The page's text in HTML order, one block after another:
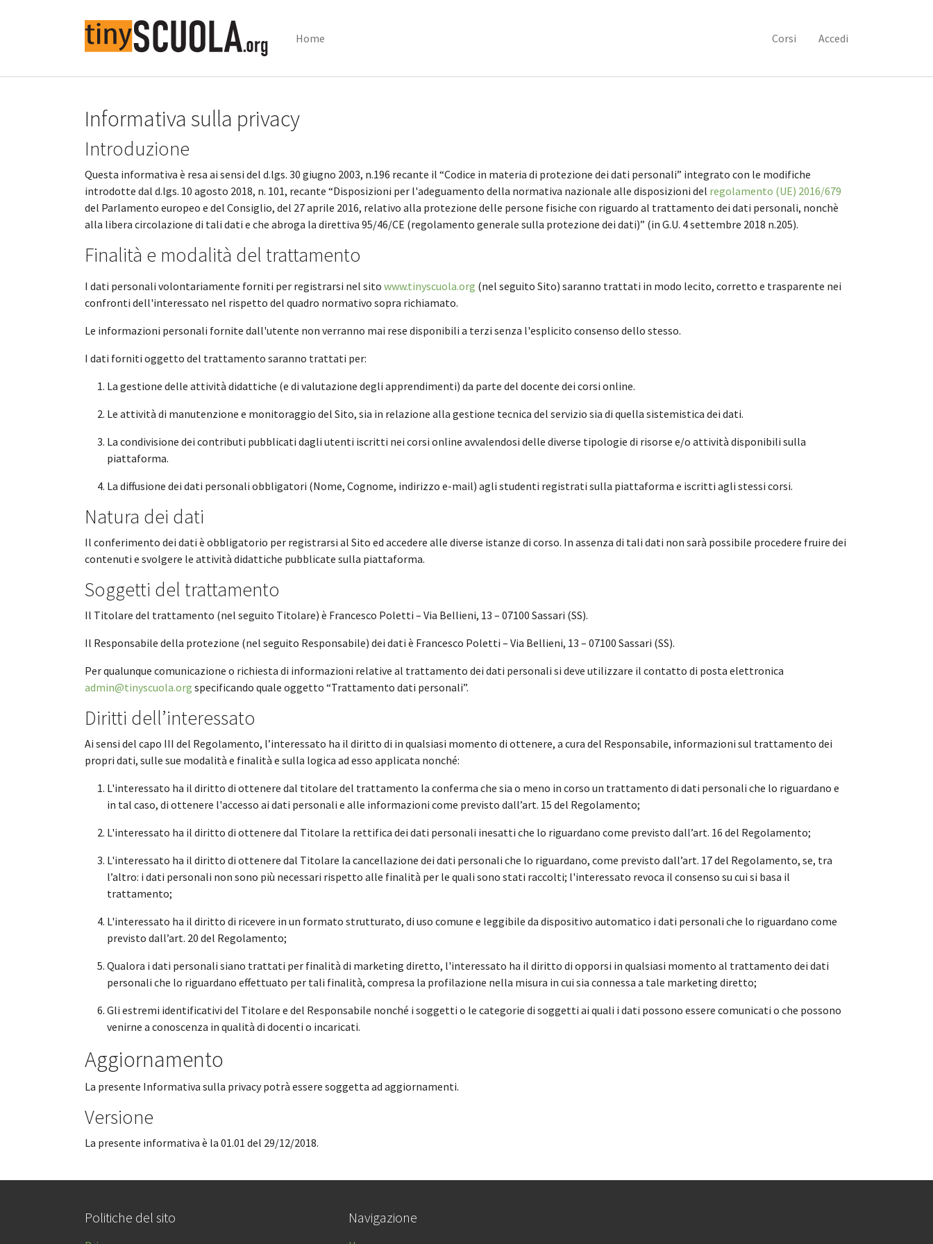
Home Corsi Accedi
Informativa sulla privacy
Introduzione
Questa informativa è resa ai sensi del d.lgs. 30 giugno 2003, n.196 recante il “Codice in materia di protezione dei dati personali” integrato con le modifiche
introdotte dal d.lgs. 10 agosto 2018, n. 101, recante “Disposizioni per l'adeguamento della normativa nazionale alle disposizioni del regolamento (UE) 2016/679
del Parlamento europeo e del Consiglio, del 27 aprile 2016, relativo alla protezione delle persone fisiche con riguardo al trattamento dei dati personali, nonchè
alla libera circolazione di tali dati e che abroga la direttiva 95/46/CE (regolamento generale sulla protezione dei dati)” (in G.U. 4 settembre 2018 n.205).
Finalità e modalità del trattamento
I dati personali volontariamente forniti per registrarsi nel sito www.tinyscuola.org (nel seguito Sito) saranno trattati in modo lecito, corretto e trasparente nei
confronti dell'interessato nel rispetto del quadro normativo sopra richiamato.
Le informazioni personali fornite dall'utente non verranno mai rese disponibili a terzi senza l'esplicito consenso dello stesso.
I dati forniti oggetto del trattamento saranno trattati per:
La gestione delle attività didattiche (e di valutazione degli apprendimenti) da parte del docente dei corsi online.
Le attività di manutenzione e monitoraggio del Sito, sia in relazione alla gestione tecnica del servizio sia di quella sistemistica dei dati.
La condivisione dei contributi pubblicati dagli utenti iscritti nei corsi online avvalendosi delle diverse tipologie di risorse e/o attività disponibili sulla
piattaforma.
La diffusione dei dati personali obbligatori (Nome, Cognome, indirizzo e-mail) agli studenti registrati sulla piattaforma e iscritti agli stessi corsi.
Natura dei dati
Il conferimento dei dati è obbligatorio per registrarsi al Sito ed accedere alle diverse istanze di corso. In assenza di tali dati non sarà possibile procedere fruire dei
contenuti e svolgere le attività didattiche pubblicate sulla piattaforma.
Soggetti del trattamento
Il Titolare del trattamento (nel seguito Titolare) è Francesco Poletti – Via Bellieni, 13 – 07100 Sassari (SS).
Il Responsabile della protezione (nel seguito Responsabile) dei dati è Francesco Poletti – Via Bellieni, 13 – 07100 Sassari (SS).
Per qualunque comunicazione o richiesta di informazioni relative al trattamento dei dati personali si deve utilizzare il contatto di posta elettronica
admin@tinyscuola.org specificando quale oggetto “Trattamento dati personali”.
Diritti dell’interessato
Ai sensi del capo III del Regolamento, l’interessato ha il diritto di in qualsiasi momento di ottenere, a cura del Responsabile, informazioni sul trattamento dei
propri dati, sulle sue modalità e finalità e sulla logica ad esso applicata nonché:
L'interessato ha il diritto di ottenere dal titolare del trattamento la conferma che sia o meno in corso un trattamento di dati personali che lo riguardano e
in tal caso, di ottenere l'accesso ai dati personali e alle informazioni come previsto dall’art. 15 del Regolamento;
L'interessato ha il diritto di ottenere dal Titolare la rettifica dei dati personali inesatti che lo riguardano come previsto dall’art. 16 del Regolamento;
L'interessato ha il diritto di ottenere dal Titolare la cancellazione dei dati personali che lo riguardano, come previsto dall’art. 17 del Regolamento, se, tra
l’altro: i dati personali non sono più necessari rispetto alle finalità per le quali sono stati raccolti; l'interessato revoca il consenso su cui si basa il
trattamento;
L'interessato ha il diritto di ricevere in un formato strutturato, di uso comune e leggibile da dispositivo automatico i dati personali che lo riguardano come
previsto dall’art. 20 del Regolamento;
Qualora i dati personali siano trattati per finalità di marketing diretto, l'interessato ha il diritto di opporsi in qualsiasi momento al trattamento dei dati
personali che lo riguardano effettuato per tali finalità, compresa la profilazione nella misura in cui sia connessa a tale marketing diretto;
Gli estremi identificativi del Titolare e del Responsabile nonché i soggetti o le categorie di soggetti ai quali i dati possono essere comunicati o che possono
venirne a conoscenza in qualità di docenti o incaricati.
Aggiornamento
La presente Informativa sulla privacy potrà essere soggetta ad aggiornamenti.
Versione
La presente informativa è la 01.01 del 29/12/2018.
Politiche del sito Navigazione